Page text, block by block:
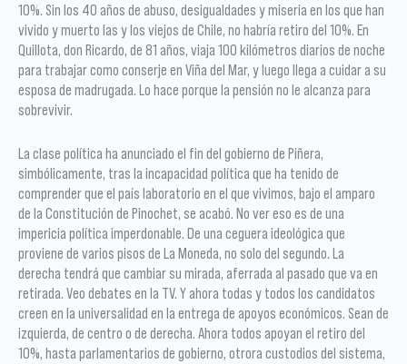
10%. Sin los 40 años de abuso, desigualdades y miseria en los que han
vivido y muerto las y los viejos de Chile, no habría retiro del 10%. En
Quillota, don Ricardo, de 81 años, viaja 100 kilómetros diarios de noche
para trabajar como conserje en Viña del Mar, y luego llega a cuidar a su
esposa de madrugada. Lo hace porque la pensión no le alcanza para
sobrevivir.
La clase política ha anunciado el fin del gobierno de Piñera,
simbólicamente, tras la incapacidad política que ha tenido de
comprender que el país laboratorio en el que vivimos, bajo el amparo
de la Constitución de Pinochet, se acabó. No ver eso es de una
impericia política imperdonable. De una ceguera ideológica que
proviene de varios pisos de La Moneda, no solo del segundo. La
derecha tendrá que cambiar su mirada, aferrada al pasado que va en
retirada. Veo debates en la TV. Y ahora todas y todos los candidatos
creen en la universalidad en la entrega de apoyos económicos. Sean de
izquierda, de centro o de derecha. Ahora todos apoyan el retiro del
10%, hasta parlamentarios de gobierno, otrora custodios del sistema,